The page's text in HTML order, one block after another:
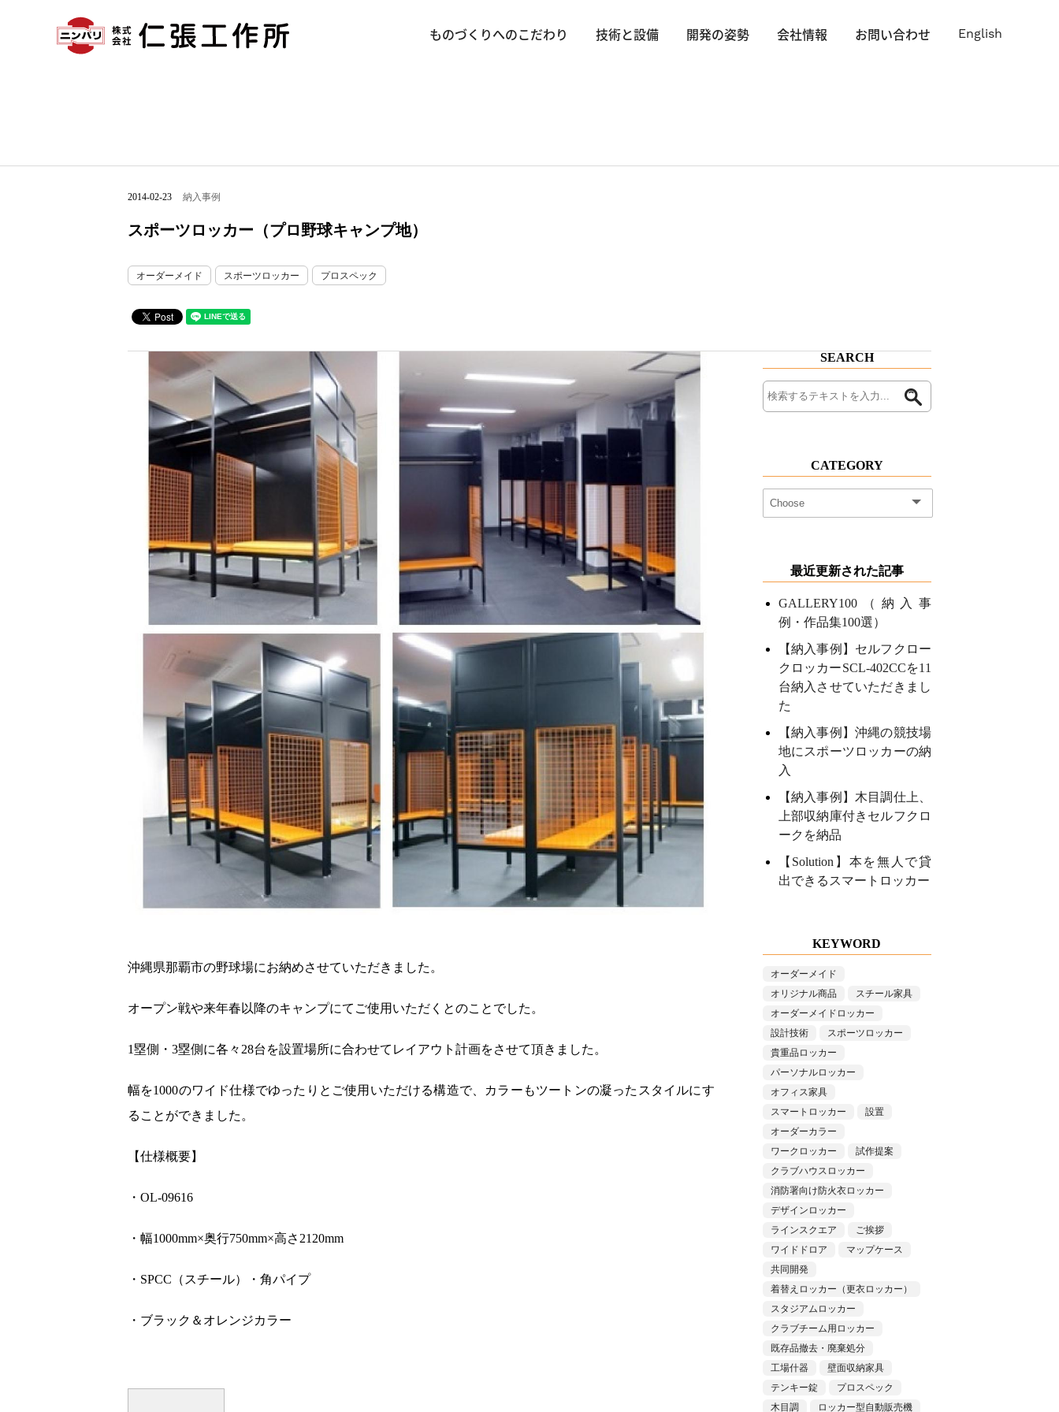
ものづくりへのこだわり 技術と設備 開発の姿勢 会社情報 お問い合わせ English
2014-02-23 納入事例
スポーツロッカー（プロ野球キャンプ地）
オーダーメイド スポーツロッカー プロスペック
沖縄県那覇市の野球場にお納めさせていただきました。
オープン戦や来年春以降のキャンプにてご使用いただくとのことでした。
1塁側・3塁側に各々28台を設置場所に合わせてレイアウト計画をさせて頂きました。
幅を1000のワイド仕様でゆったりとご使用いただける構造で、カラーもツートンの凝ったスタイルにす
ることができました。
【仕様概要】
・OL-09616
・幅1000mm×奥行750mm×高さ2120mm
・SPCC（スチール）・角パイプ
・ブラック＆オレンジカラー
SEARCH
CATEGORY
最近更新された記事
GALLERY100（納入事
例・作品集100選）
【納入事例】セルフクロー
クロッカーSCL-402CCを11
台納入させていただきまし
た
【納入事例】沖縄の競技場
地にスポーツロッカーの納
入
【納入事例】木目調仕上、
上部収納庫付きセルフクロ
ークを納品
【Solution】本を無人で貸
出できるスマートロッカー
KEYWORD
オーダーメイド
オリジナル商品
スチール家具
オーダーメイドロッカー
設計技術
スポーツロッカー
貴重品ロッカー
パーソナルロッカー
オフィス家具
スマートロッカー
設置
オーダーカラー
ワークロッカー
試作提案
クラブハウスロッカー
消防署向け防火衣ロッカー
デザインロッカー
ラインスクエア
ご挨拶
ワイドドロア
マップケース
共同開発
着替えロッカー（更衣ロッカー）
スタジアムロッカー
クラブチーム用ロッカー
既存品撤去・廃棄処分
工場什器
壁面収納家具
テンキー錠
プロスペック
木目調
ロッカー型自動販売機